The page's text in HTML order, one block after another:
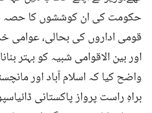
حکومت کی ان کوششوں کا حصہ
قومی اداروں کی بحالی، عوامی
اور بین الاقوامی شبیہ کو بہتر
واضح کیا کہ اسلام آباد اور
براہِ راست پرواز پاکستانی